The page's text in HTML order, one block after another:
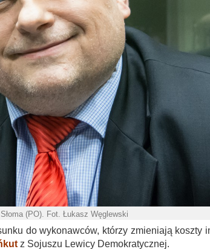
Słoma (PO). Fot. Łukasz Węglewski
do wykonawców, którzy zmieniają koszty
z Sojuszu Lewicy Demokratycznej.